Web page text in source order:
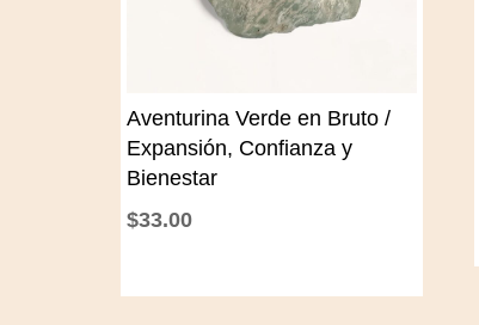
Aventurina Verde en Bruto /
Expansión, Confianza y
Bienestar
$33.00